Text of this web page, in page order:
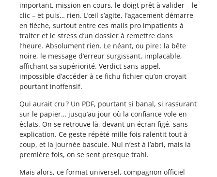
important, mission en cours, le doigt prêt à valider – le
clic – et puis… rien. L’œil s’agite, l’agacement démarre
en flèche, surtout entre ces mails pro impatients à
traiter et le stress d’un dossier à remettre dans
l’heure. Absolument rien. Le néant, ou pire : la bête
noire, le message d’erreur surgissant, implacable,
affichant sa supériorité. Verdict sans appel,
impossible d’accéder à ce fichu fichier qu’on croyait
pourtant inoffensif.
Qui aurait cru ? Un PDF, pourtant si banal, si rassurant
sur le papier… jusqu’au jour où la confiance vole en
éclats. On se retrouve là, devant un écran figé, sans
explication. Ce geste répété mille fois ralentit tout à
coup, et la journée bascule. Nul n’est à l’abri, mais la
première fois, on se sent presque trahi.
Mais alors, ce format universel, compagnon officiel